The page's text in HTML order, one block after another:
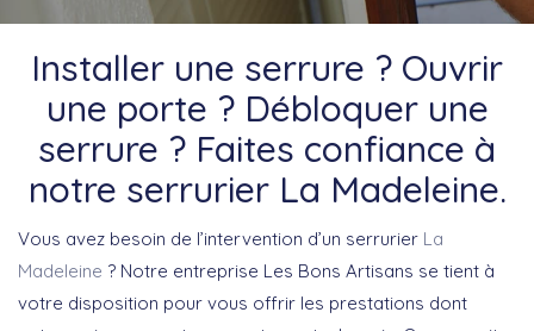
Installer une serrure ? Ouvrir
une porte ? Débloquer une
serrure ? Faites confiance à
notre serrurier La Madeleine.
Vous avez besoin de l’intervention d’un serrurier La
Madeleine ? Notre entreprise Les Bons Artisans se tient à
votre disposition pour vous offrir les prestations dont